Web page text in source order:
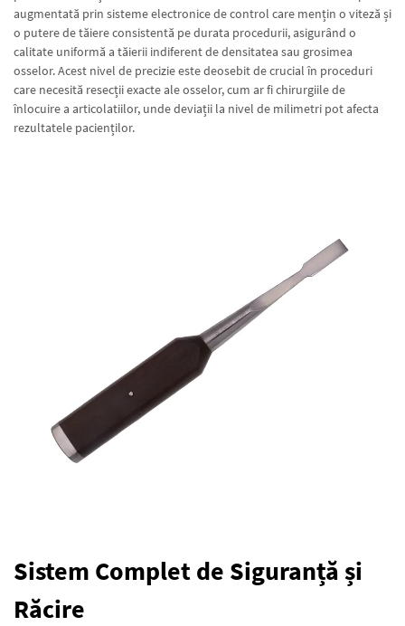
augmentată prin sisteme electronice de control care mențin o viteză și
o putere de tăiere consistentă pe durata procedurii, asigurând o
calitate uniformă a tăierii indiferent de densitatea sau grosimea
osselor. Acest nivel de precizie este deosebit de crucial în proceduri
care necesită resecții exacte ale osselor, cum ar fi chirurgiile de
înlocuire a articolatiilor, unde deviații la nivel de milimetri pot afecta
rezultatele pacienților.
Sistem Complet de Siguranță și
Răcire